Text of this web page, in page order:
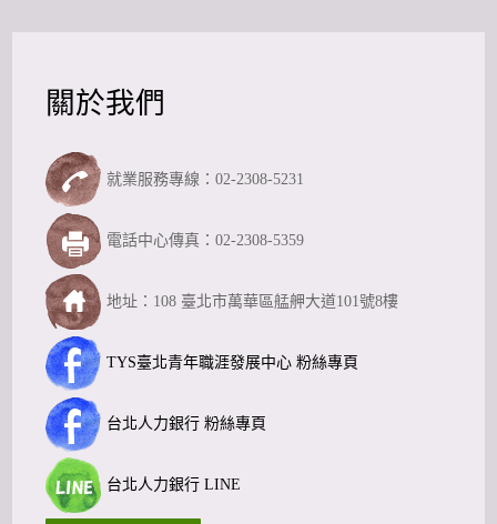
關於我們
就業服務專線：02-2308-5231
TYS臺北青年職涯發展中心 粉絲專頁
電話中心傳真：02-2308-5359
台北人力銀行 粉絲專頁
地址：108 臺北市萬華區艋舺大道101號8樓
台北人力銀行 LINE